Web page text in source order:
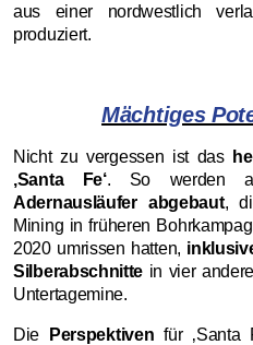
aus einer nordwestlich
produziert.
Mächtiges
Nicht zu vergessen ist das
‚Santa Fe‘. So werden
Adernausläufer abgebaut,
Mining in früheren
2020 umrissen hatten,
Silberabschnitte in vier
Untertagemine.
Die Perspektiven für ‚Santa